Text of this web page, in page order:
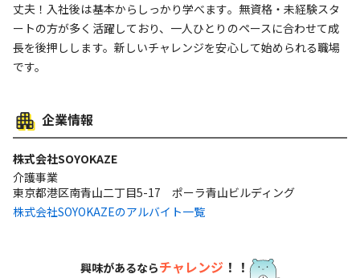
丈夫！入社後は基本からしっかり学べます。無資格・未経験スタ
ートの方が多く活躍しており、一人ひとりのペースに合わせて成
長を後押しします。新しいチャレンジを安心して始められる職場
です。
企業情報
株式会社SOYOKAZE
介護事業
東京都港区南青山二丁目5-17 ポーラ青山ビルディング
株式会社SOYOKAZEのアルバイト一覧
興味があるならチャレンジ ！！